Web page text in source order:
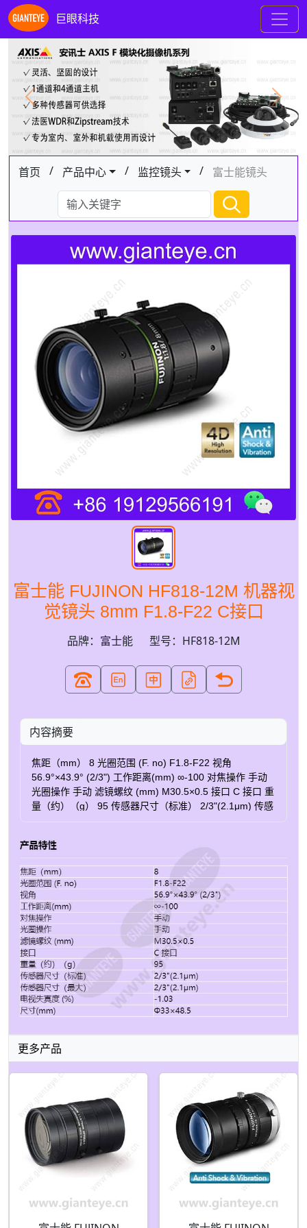
巨眼科技
Previous Next
首页 / 产品中心 / 监控镜头 / 富士能镜头
富士能 FUJINON HF818-12M 机器视
觉镜头 8mm F1.8-F22 C接口
品牌：富士能 型号：HF818-12M
内容摘要
焦距（mm） 8 光圈范围 (F. no) F1.8-F22 视角
56.9°×43.9° (2/3") 工作距离(mm) ∞‐100 对焦操作 手动
光圈操作 手动 滤镜螺纹 (mm) M30.5×0.5 接口 C 接口 重
量（约）（g） 95 传感器尺寸（标准） 2/3"(2.1μm) 传感
更多产品